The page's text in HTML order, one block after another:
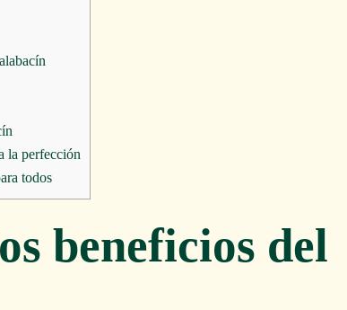
la perfección
todos
beneficios del